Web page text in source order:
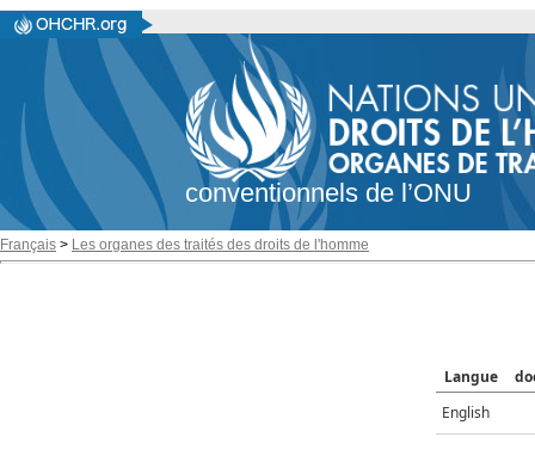
conventionnels de l’ONU
Français > Les organes des traités des droits de l'homme
Langue
English